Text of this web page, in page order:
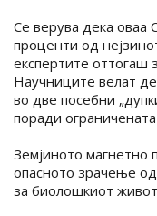
Се верува дека оваа
проценти од
експертите оттогаш
Научниците велат
во две посебни
поради
Земјиното магнетно
опасното зрачење
за биолошкиот